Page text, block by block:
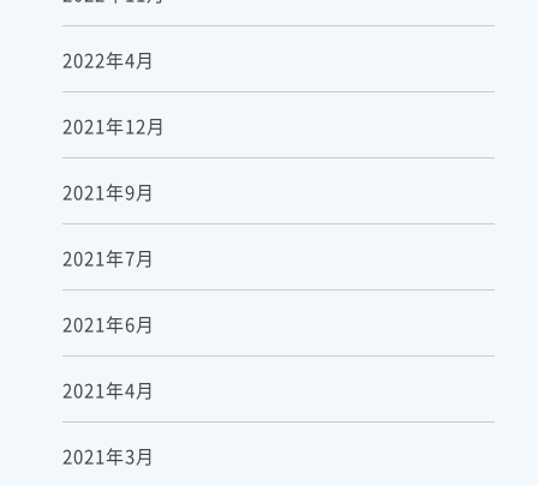
2022年4月
2021年12月
2021年9月
2021年7月
2021年6月
2021年4月
2021年3月